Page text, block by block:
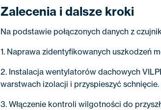
Zalecenia i dalsze kroki
Na podstawie połączonych danych z
1. Naprawa zidentyfikowanych uszkodzeń
2. Instalacja wentylatorów dachowych
warstwach izolacji i przyspieszyć schnięcie.
3. Włączenie kontroli wilgotności do